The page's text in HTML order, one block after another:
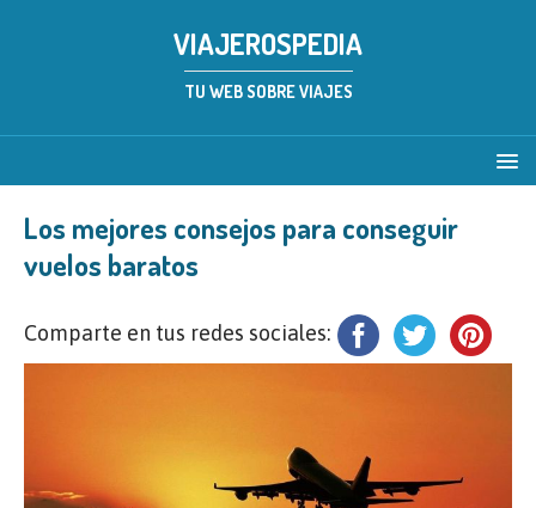
VIAJEROSPEDIA
TU WEB SOBRE VIAJES
Los mejores consejos para conseguir
vuelos baratos
Comparte en tus redes sociales: